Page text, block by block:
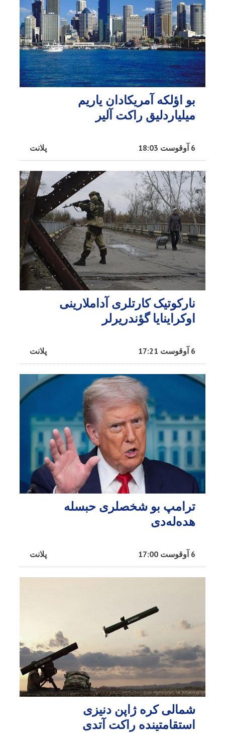
بو اؤلکه آمریکادان یاریم
میلیاردلیق راکت آلیر
پلانت 6 آوقوست 18:03
نارکوتیک کارتلری آداملارینی
اوکراینایا گؤندریرلر
پلانت 6 آوقوست 17:21
ترامپ بو شخصلری حبسله
هده‌له‌دی
پلانت 6 آوقوست 17:00
شمالی کره ژاپن دنیزی
استقامتینده راکت آتدی